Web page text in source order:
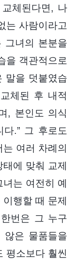
체된다면, 나
는 사람이라고
그녀의 본분을
을 객관적으로
말을 덧붙였습
체된 후 내적
, 본인도 의식
.” 그 후로도
여러 차례의
에 맞춰 교제
는 여전히 예
행할 때 문제
번은 그 누구
은 물품들을
평소보다 훨씬